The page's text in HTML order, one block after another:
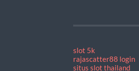
slot 5k
rajascatter88 login
situs slot thailand